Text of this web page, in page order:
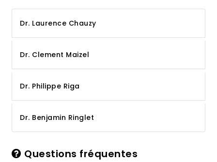
Dr. Laurence Chauzy
Dr. Clement Maizel
Dr. Philippe Riga
Dr. Benjamin Ringlet
Questions fréquentes